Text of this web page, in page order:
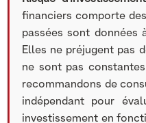
20 SEPTEMBRE 2023
« Au-delà des
surtout le sentiment
réelle qui
financiers comporte
passées sont données
Elles ne préjugent pas
ne sont pas
recommandons de
indépendant pour
investissement en